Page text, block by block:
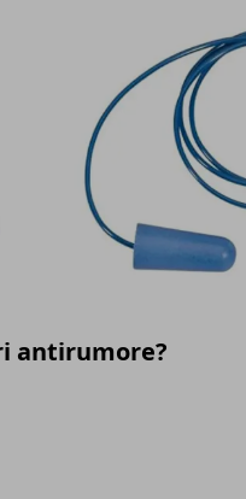
antirumore?